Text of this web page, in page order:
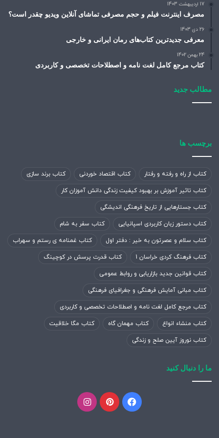
هنر حماسی از دیگر محورهای این همایش به شمار می‌رود.
17 اردیبهشت 1403
مصرف اینترنت فیلم و حجم مصرفی تماشای آنلاین ویدیو چقدر است؟
26 دی 1403
معرفی جدیدترین کتاب‌های رمان ایرانی و خارجی
24 بهمن 1402
کتاب مرجع کامل لغت نامه و اصطلاحات تخصصی و کاربردی
مطالب جدید
برچسب ها
کتاب از راه و رفته و رفتار کتاب اقتصاد خوردنی کتاب برند سازی
کتاب تاثیر آموزش بر بهبود کیفیت زندگی دانش آموزان کار
کتاب جستارهایی از تاریخ فرهنگی اندیشگی
کتاب دستور زبان کاربردی اسپانیایی کتاب سفر به شام
کتاب سلام و عصرتون به خیر : دفتر اول کتاب غمنامه ی رستم و سهراب
کتاب فرهنگ کردی خراسان 1 کتاب قدرت پرسش در کوچینگ
کتاب قوانین جدید بازاریابی و روابط عمومی
کتاب مبانی آمایش فرهنگی و جغرافیای فرهنگی
کتاب مرجع کامل لغت نامه و اصطلاحات تخصصی و کاربردی
کتاب منشاء انواع کتاب مهمان گاه کتاب مگا خلاقیت
کتاب نوروز آیین صلح و زندگی
ما را دنبال کنید
فیسبوکپینتریستاینستاگرام